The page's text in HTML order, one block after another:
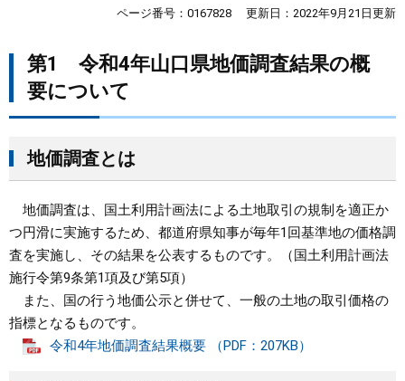
教育・文化・スポーツ
まちづくり
県政情報
ページ番号：0167828 更新日：2022年9月21日更新
第1 令和4年山口県地価調査結果の概
要について
地価調査とは
地価調査は、国土利用計画法による土地取引の規制を適正か
つ円滑に実施するため、都道府県知事が毎年1回基準地の価格調
査を実施し、その結果を公表するものです。（国土利用計画法
施行令第9条第1項及び第5項）
また、国の行う地価公示と併せて、一般の土地の取引価格の
指標となるものです。
令和4年地価調査結果概要 （PDF：207KB）